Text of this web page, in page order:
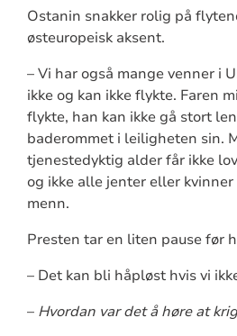
Ostanin snakker rolig på
østeuropeisk aksent.
– Vi har også mange venner i
ikke og kan ikke flykte. Faren
flykte, han kan ikke gå stort
baderommet i leiligheten sin.
tjenestedyktig alder får ikke
og ikke alle jenter eller
menn.
Presten tar en liten pause før
– Det kan bli håpløst hvis vi
– Hvordan var det å høre at